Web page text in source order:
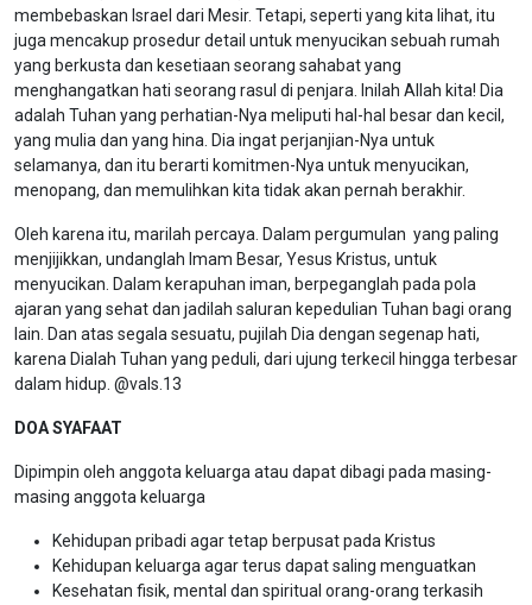
membebaskan Israel dari Mesir. Tetapi, seperti yang kita lihat, itu
juga mencakup prosedur detail untuk menyucikan sebuah rumah
yang berkusta dan kesetiaan seorang sahabat yang
menghangatkan hati seorang rasul di penjara. Inilah Allah kita! Dia
adalah Tuhan yang perhatian-Nya meliputi hal-hal besar dan kecil,
yang mulia dan yang hina. Dia ingat perjanjian-Nya untuk
selamanya, dan itu berarti komitmen-Nya untuk menyucikan,
menopang, dan memulihkan kita tidak akan pernah berakhir.
Oleh karena itu, marilah percaya. Dalam pergumulan yang paling
menjijikkan, undanglah Imam Besar, Yesus Kristus, untuk
menyucikan. Dalam kerapuhan iman, berpeganglah pada pola
ajaran yang sehat dan jadilah saluran kepedulian Tuhan bagi orang
lain. Dan atas segala sesuatu, pujilah Dia dengan segenap hati,
karena Dialah Tuhan yang peduli, dari ujung terkecil hingga terbesar
dalam hidup. @vals.13
DOA SYAFAAT
Dipimpin oleh anggota keluarga atau dapat dibagi pada masing-
masing anggota keluarga
Kehidupan pribadi agar tetap berpusat pada Kristus
Kehidupan keluarga agar terus dapat saling menguatkan
Kesehatan fisik, mental dan spiritual orang-orang terkasih